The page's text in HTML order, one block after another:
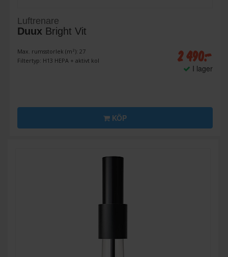
Luftrenare
Duux Bright Vit
Max. rumsstorlek (m²): 27
Filtertyp: H13 HEPA + aktivt kol
2 490:-
I lager
KÖP